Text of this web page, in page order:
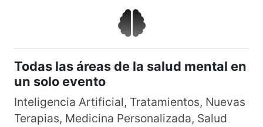
Todas las áreas de la salud mental en
un solo evento
Inteligencia Artificial, Tratamientos, Nuevas
Terapias, Medicina Personalizada, Salud